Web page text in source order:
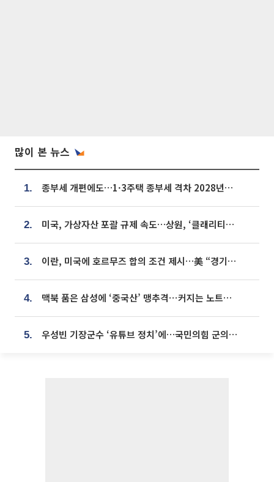
많이 본 뉴스
1. 종부세 개편에도…1·3주택 종부세 격차 2028년부터 확대
2. 미국, 가상자산 포괄 규제 속도…상원, ‘클래리티법’ 9월 절차투표 추진
3. 이란, 미국에 호르무즈 합의 조건 제시…美 “경기 아직 안 끝나” [종합]
4. 맥북 품은 삼성에 ‘중국산’ 맹추격⋯커지는 노트북 OLED 시장
5. 우성빈 기장군수 ‘유튜브 정치’에…국민의힘 군의원들 집단 반발